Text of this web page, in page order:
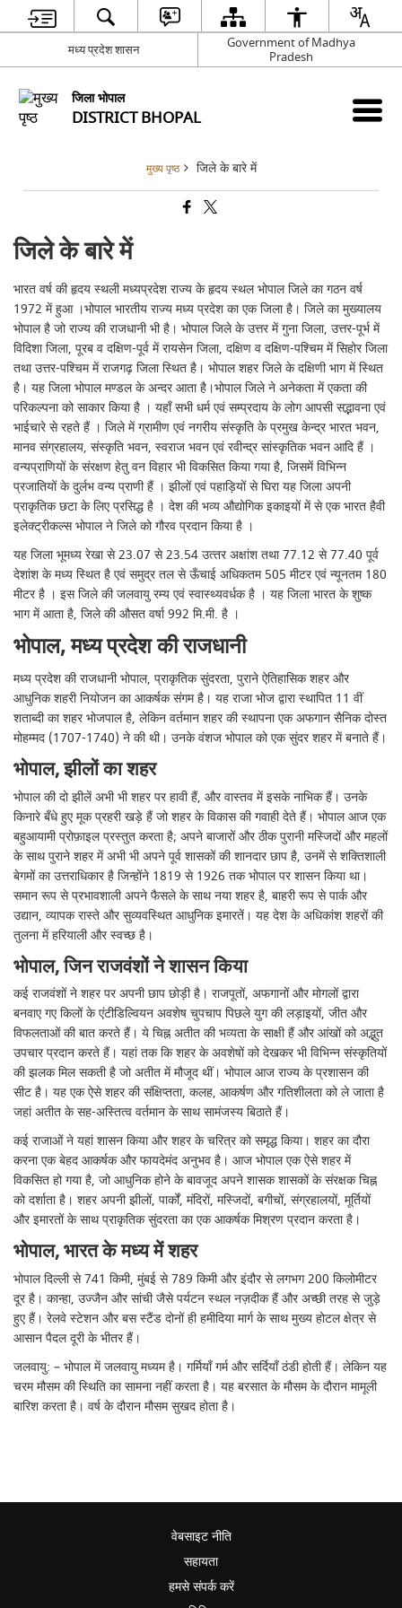
मध्य प्रदेश शासन
Government of Madhya
Pradesh
जिला भोपाल
DISTRICT BHOPAL
मुख्य पृष्ठ जिले के बारे में
जिले के बारे में
भारत वर्ष की हृदय स्‍थली मध्‍यप्रदेश राज्‍य के हृदय स्‍थल भोपाल जिले का गठन वर्ष
1972 में हुआ ।भोपाल भारतीय राज्य मध्य प्रदेश का एक जिला है। जिले का मुख्यालय
भोपाल है जो राज्य की राजधानी भी है। भोपाल जिले के उत्तर में गुना जिला, उत्तर-पूर्भ में
विदिशा जिला, पूरब व दक्षिण-पूर्व में रायसेन जिला, दक्षिण व दक्षिण-पश्चिम में सिहोर जिला
तथा उत्तर-पश्चिम में राजगढ़ जिला स्थित है। भोपाल शहर जिले के दक्षिणी भाग में स्थित
है। यह जिला भोपाल मण्डल के अन्दर आता है।भोपाल जिले ने अनेकता में एकता की
परिकल्‍पना को साकार किया है । यहॉं सभी धर्म एवं सम्‍प्रदाय के लोग आपसी सद्भावना एवं
भाईचारे से रहते हैं । जिले में ग्रामीण एवं नगरीय संस्‍कृति के प्रमुख केन्‍द्र भारत भवन,
मानव संग्रहालय, संस्‍कृति भवन, स्‍वराज भवन एवं रवीन्‍द्र सांस्‍कृतिक भवन आदि हैं ।
वन्‍यप्राणियों के संरक्षण हेतु वन विहार भी विकसित किया गया है, जिसमें विभिन्‍न
प्रजातियों के दुर्लभ वन्‍य प्राणी हैं । झीलों एवं पहाड़ियों से घिरा यह जिला अपनी
प्राकृतिक छटा के लिए प्रसिद्ध है । देश की भव्‍य औद्योगिक इकाइयों में से एक भारत हैवी
इलेक्‍ट्रीकल्‍स भोपाल ने जिले को गौरव प्रदान किया है ।
यह जिला भूमध्‍य रेखा से 23.07 से 23.54 उत्‍तर अक्षांश तथा 77.12 से 77.40 पूर्व
देशांश के मध्‍य स्‍थित है एवं समुद्र तल से ऊँचाई अधिकतम 505 मीटर एवं न्‍यूनतम 180
मीटर है । इस जिले की जलवायु रम्‍य एवं स्‍वास्‍थ्‍यवर्धक है । यह जिला भारत के शुष्‍क
भाग में आता है, जिले की औसत वर्षा 992 मि.मी. है ।
भोपाल, मध्य प्रदेश की राजधानी
मध्य प्रदेश की राजधानी भोपाल, प्राकृतिक सुंदरता, पुराने ऐतिहासिक शहर और
आधुनिक शहरी नियोजन का आकर्षक संगम है। यह राजा भोज द्वारा स्थापित 11 वीं
शताब्दी का शहर भोजपाल है, लेकिन वर्तमान शहर की स्थापना एक अफगान सैनिक दोस्त
मोहम्मद (1707-1740) ने की थी। उनके वंशज भोपाल को एक सुंदर शहर में बनाते हैं।
भोपाल, झीलों का शहर
भोपाल की दो झीलें अभी भी शहर पर हावी हैं, और वास्तव में इसके नाभिक हैं। उनके
किनारे बँधे हुए मूक प्रहरी खड़े हैं जो शहर के विकास की गवाही देते हैं। भोपाल आज एक
बहुआयामी प्रोफ़ाइल प्रस्तुत करता है; अपने बाजारों और ठीक पुरानी मस्जिदों और महलों
के साथ पुराने शहर में अभी भी अपने पूर्व शासकों की शानदार छाप है, उनमें से शक्तिशाली
बेगमों का उत्तराधिकार है जिन्होंने 1819 से 1926 तक भोपाल पर शासन किया था।
समान रूप से प्रभावशाली अपने फैसले के साथ नया शहर है, बाहरी रूप से पार्क और
उद्यान, व्यापक रास्ते और सुव्यवस्थित आधुनिक इमारतें। यह देश के अधिकांश शहरों की
तुलना में हरियाली और स्वच्छ है।
भोपाल, जिन राजवंशों ने शासन किया
कई राजवंशों ने शहर पर अपनी छाप छोड़ी है। राजपूतों, अफगानों और मोगलों द्वारा
बनवाए गए किलों के एंटीडिल्वियन अवशेष चुपचाप पिछले युग की लड़ाइयों, जीत और
विफलताओं की बात करते हैं। ये चिह्न अतीत की भव्यता के साक्षी हैं और आंखों को अद्भुत
उपचार प्रदान करते हैं। यहां तक ​​कि शहर के अवशेषों को देखकर भी विभिन्न संस्कृतियों
की झलक मिल सकती है जो अतीत में मौजूद थीं। भोपाल आज राज्य के प्रशासन की
सीट है। यह एक ऐसे शहर की संक्षिप्तता, कलह, आकर्षण और गतिशीलता को ले जाता है
जहां अतीत के सह-अस्तित्व वर्तमान के साथ सामंजस्य बिठाते हैं।
कई राजाओं ने यहां शासन किया और शहर के चरित्र को समृद्ध किया। शहर का दौरा
करना एक बेहद आकर्षक और फायदेमंद अनुभव है। आज भोपाल एक ऐसे शहर में
विकसित हो गया है, जो आधुनिक होने के बावजूद अपने शासक शासकों के संरक्षक चिह्न
को दर्शाता है। शहर अपनी झीलों, पार्कों, मंदिरों, मस्जिदों, बगीचों, संग्रहालयों, मूर्तियों
और इमारतों के साथ प्राकृतिक सुंदरता का एक आकर्षक मिश्रण प्रदान करता है।
भोपाल, भारत के मध्य में शहर
भोपाल दिल्ली से 741 किमी, मुंबई से 789 किमी और इंदौर से लगभग 200 किलोमीटर
दूर है। कान्हा, उज्जैन और सांची जैसे पर्यटन स्थल नज़दीक हैं और अच्छी तरह से जुड़े
हुए हैं। रेलवे स्टेशन और बस स्टैंड दोनों ही हमीदिया मार्ग के साथ मुख्य होटल क्षेत्र से
आसान पैदल दूरी के भीतर हैं।
जलवायु: – भोपाल में जलवायु मध्यम है। गर्मियाँ गर्म और सर्दियाँ ठंडी होती हैं। लेकिन यह
चरम मौसम की स्थिति का सामना नहीं करता है। यह बरसात के मौसम के दौरान मामूली
बारिश करता है। वर्ष के दौरान मौसम सुखद होता है।
वेबसाइट नीति
सहायता
हमसे संपर्क करें